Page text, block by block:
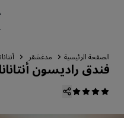
الصفحة الرئيسية مدغشقر
فندق راديسون